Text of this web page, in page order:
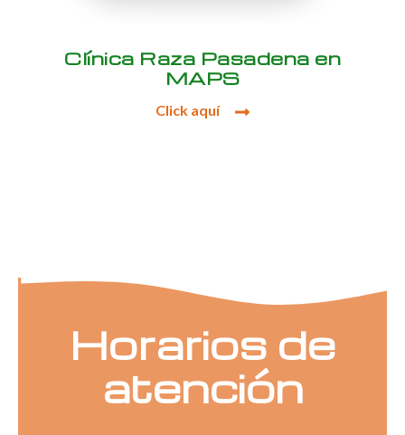
Clínica Raza Pasadena en
MAPS
Click aquí
Horarios de
atención